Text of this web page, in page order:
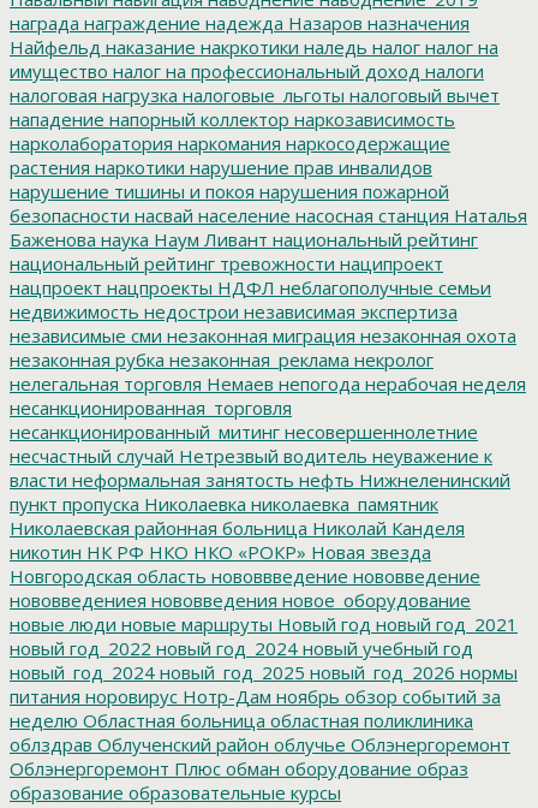
награда награждение надежда Назаров назначения
Найфельд наказание накркотики наледь налог налог на
имущество налог на профессиональный доход налоги
налоговая нагрузка налоговые_льготы налоговый вычет
нападение напорный коллектор наркозависимость
нарколаборатория наркомания наркосодержащие
растения наркотики нарушение прав инвалидов
нарушение тишины и покоя нарушения пожарной
безопасности насвай население насосная станция Наталья
Баженова наука Наум Ливант национальный рейтинг
национальный рейтинг тревожности наципроект
нацпроект нацпроекты НДФЛ неблагополучные семьи
недвижимость недострои независимая экспертиза
независимые сми незаконная миграция незаконная охота
незаконная рубка незаконная_реклама некролог
нелегальная торговля Немаев непогода нерабочая неделя
несанкционированная_торговля
несанкционированный_митинг несовершеннолетние
несчастный случай Нетрезвый водитель неуважение к
власти неформальная занятость нефть Нижнеленинский
пункт пропуска Николаевка николаевка_памятник
Николаевская районная больница Николай Канделя
никотин НК РФ НКО НКО «РОКР» Новая звезда
Новгородская область нововвведение нововведение
нововведениея нововведения новое_оборудование
новые люди новые маршруты Новый год новый год_2021
новый год_2022 новый год_2024 новый учебный год
новый_год_2024 новый_год_2025 новый_год_2026 нормы
питания норовирус Нотр-Дам ноябрь обзор событий за
неделю Областная больница областная поликлиника
облздрав Облученский район облучье Облэнергоремонт
Облэнергоремонт Плюс обман оборудование образ
образование образовательные курсы